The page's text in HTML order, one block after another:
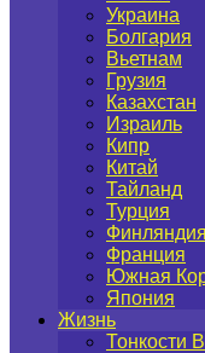
Украина
Болгария
Вьетнам
Грузия
Казахстан
Израиль
Кипр
Китай
Тайланд
Турция
Финляндия
Франция
Южная
Япония
Жизнь
Тонкости